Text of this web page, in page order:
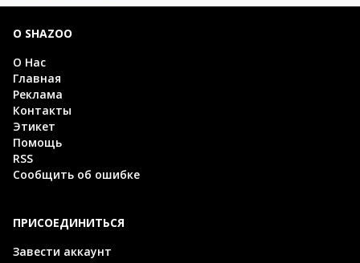
О SHAZOO
О Нас
Главная
Реклама
Контакты
Этикет
Помощь
RSS
Сообщить об ошибке
ПРИСОЕДИНИТЬСЯ
Завести аккаунт